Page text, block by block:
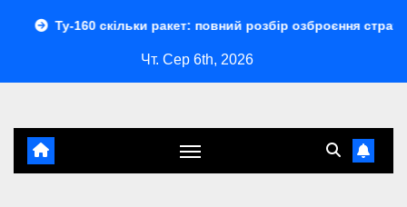
ракет: повний розбір озброєння стратегічного
Чт. Сер 6th, 2026